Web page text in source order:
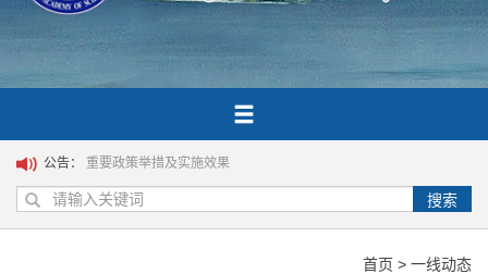
公告： 重要政策举措及实施效果
搜索
首页 > 一线动态